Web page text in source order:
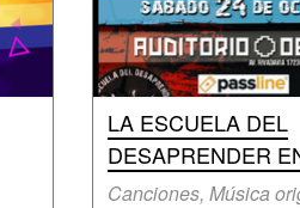
LA ESCUELA DEL
DESAPRENDER
Canciones, Música